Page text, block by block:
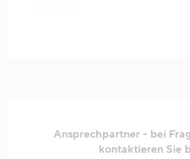
Ansprechpartner - bei
kontaktieren Sie